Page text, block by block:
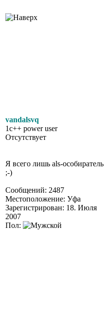
vandalsvq
1c++ power user
Отсутствует
Я всего лишь als-особиратель
;-)
Сообщений: 2487
Местоположение: Уфа
Зарегистрирован: 18. Июля
2007
Пол: